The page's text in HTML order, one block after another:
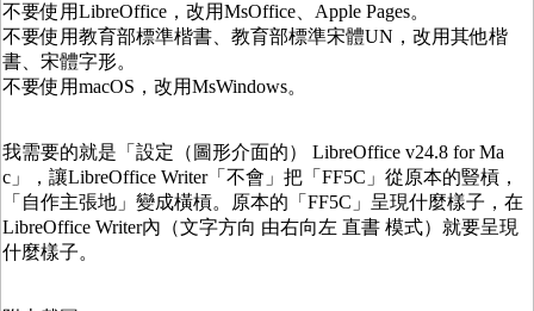
不要使用LibreOffice，改用MsOffice、Apple Pages。
不要使用教育部標準楷書、教育部標準宋體UN，改用其他楷
書、宋體字形。
不要使用macOS，改用MsWindows。
我需要的就是「設定（圖形介面的） LibreOffice v24.8 for Ma
c」，讓LibreOffice Writer「不會」把「FF5C」從原本的豎槓，
「自作主張地」變成橫槓。原本的「FF5C」呈現什麼樣子，在
LibreOffice Writer內（文字方向 由右向左 直書 模式）就要呈現
什麼樣子。